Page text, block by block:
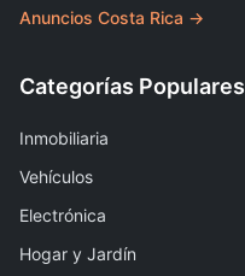
Anuncios Costa Rica →
Categorías Populares
Inmobiliaria
Vehículos
Electrónica
Hogar y Jardín